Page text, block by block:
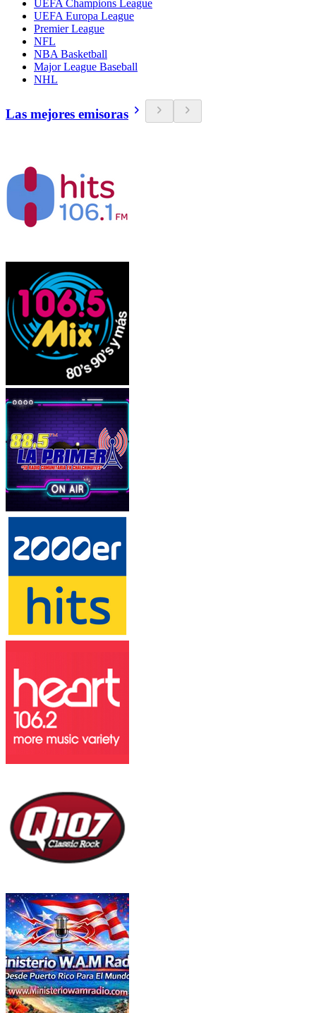
UEFA Champions League
UEFA Europa League
Premier League
NFL
NBA Basketball
Major League Baseball
NHL
Las mejores emisoras